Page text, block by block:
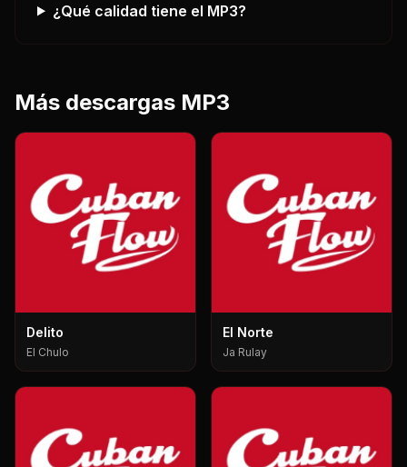
¿Qué calidad tiene el MP3?
Más descargas MP3
Delito
El Chulo
El Norte
Ja Rulay